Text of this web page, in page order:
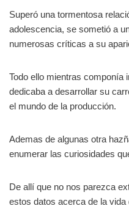
Superó una tormentosa
adolescencia, se sometió a
numerosas críticas a su
Todo ello mientras componía
dedicaba a desarrollar su
el mundo de la producción.
Ademas de algunas otra
enumerar las curiosidades
De allí que no nos parezca
estos datos acerca de la